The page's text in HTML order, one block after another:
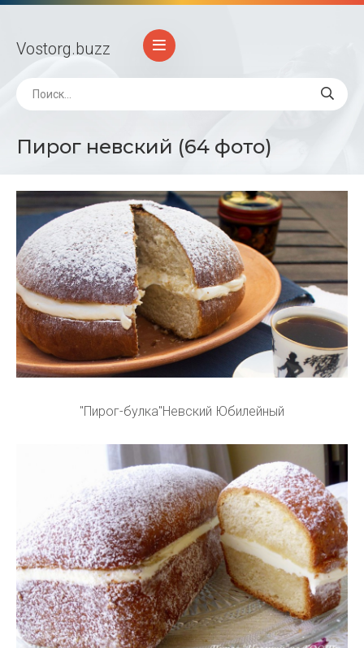
Vostorg.buzz
Пирог невский (64 фото)
"Пирог-булка"Невский Юбилейный